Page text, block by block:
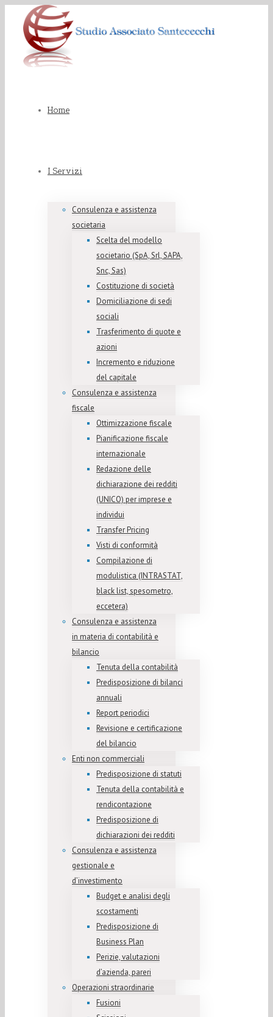
Home
I Servizi
Consulenza e assistenza
societaria
Scelta del modello
societario (SpA, Srl, SAPA,
Snc, Sas)
Costituzione di società
Domiciliazione di sedi
sociali
Trasferimento di quote e
azioni
Incremento e riduzione
del capitale
Consulenza e assistenza
fiscale
Ottimizzazione fiscale
Pianificazione fiscale
internazionale
Redazione delle
dichiarazione dei redditi
(UNICO) per imprese e
individui
Transfer Pricing
Visti di conformità
Compilazione di
modulistica (INTRASTAT,
black list, spesometro,
eccetera)
Consulenza e assistenza
in materia di contabilità e
bilancio
Tenuta della contabilità
Predisposizione di bilanci
annuali
Report periodici
Revisione e certificazione
del bilancio
Enti non commerciali
Predisposizione di statuti
Tenuta della contabilità e
rendicontazione
Predisposizione di
dichiarazioni dei redditi
Consulenza e assistenza
gestionale e
d’investimento
Budget e analisi degli
scostamenti
Predisposizione di
Business Plan
Perizie, valutazioni
d’azienda, pareri
Operazioni straordinarie
Fusioni